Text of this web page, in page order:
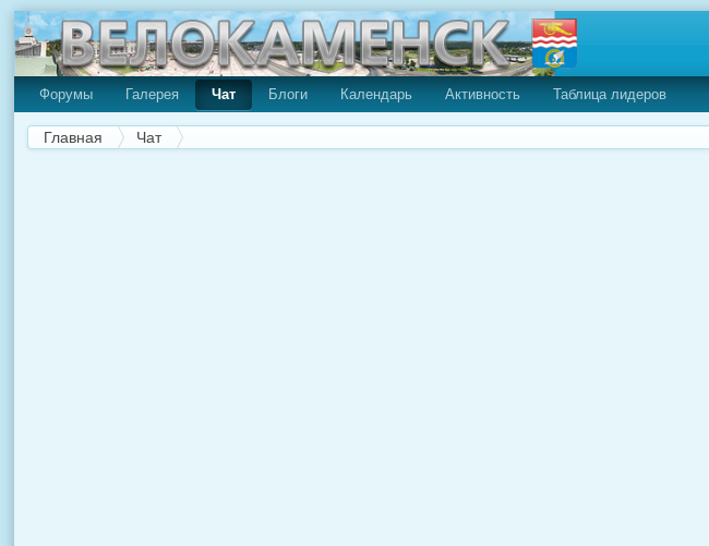
Форумы Галерея Чат Блоги Календарь Активность Таблица лидеров
Главная Чат